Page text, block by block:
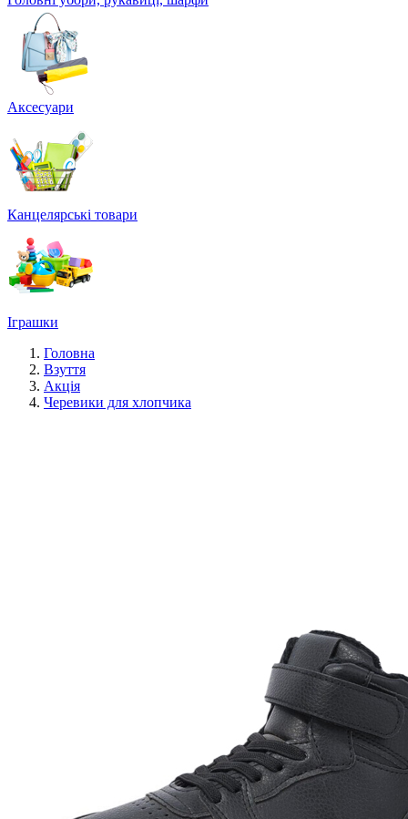
Аксесуари
Канцелярські товари
Іграшки
Головна
Взуття
Акція
Черевики для хлопчика